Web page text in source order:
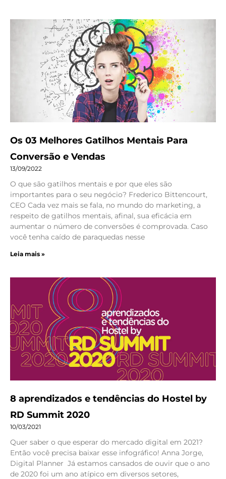
Os 03 Melhores Gatilhos Mentais Para
Conversão e Vendas
13/09/2022
O que são gatilhos mentais e por que eles são
importantes para o seu negócio? Frederico Bittencourt,
CEO Cada vez mais se fala, no mundo do marketing, a
respeito de gatilhos mentais, afinal, sua eficácia em
aumentar o número de conversões é comprovada. Caso
você tenha caído de paraquedas nesse
Leia mais »
8 aprendizados e tendências do Hostel by
RD Summit 2020
10/03/2021
Quer saber o que esperar do mercado digital em 2021?
Então você precisa baixar esse infográfico! Anna Jorge,
Digital Planner Já estamos cansados de ouvir que o ano
de 2020 foi um ano atípico em diversos setores,